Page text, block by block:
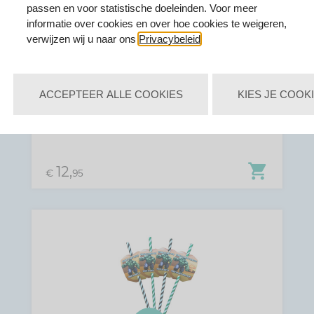
visibility
shopping_cart
€ 12,95
passen en voor statistische doeleinden. Voor meer
informatie over cookies en over hoe cookies te weigeren,
verwijzen wij u naar ons Privacybeleid
ACCEPTEER ALLE COOKIES KIES JE